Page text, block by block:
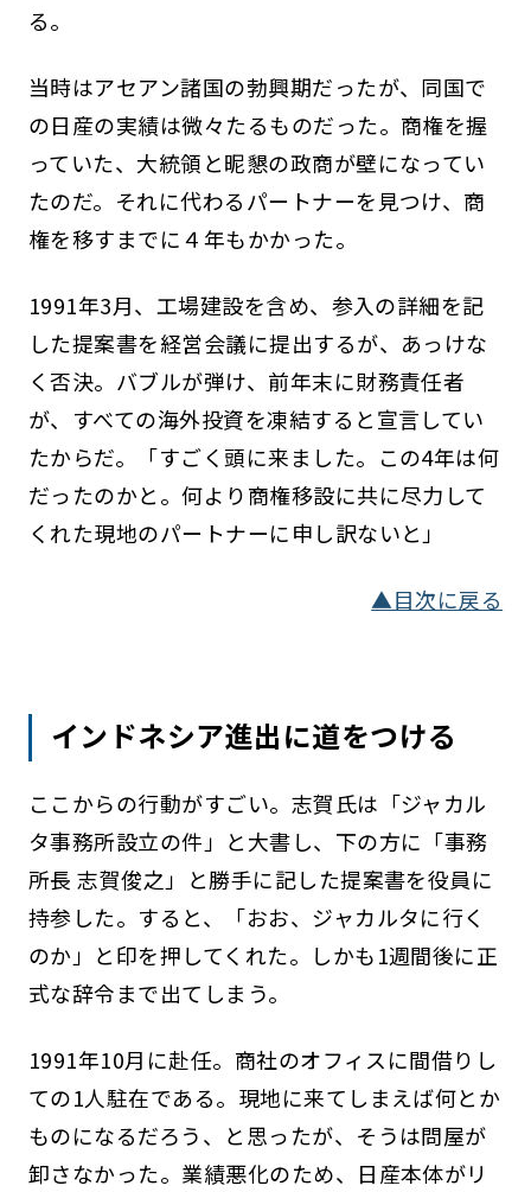
る。
当時はアセアン諸国の勃興期だったが、同国で
の日産の実績は微々たるものだった。商権を握
っていた、大統領と昵懇の政商が壁になってい
たのだ。それに代わるパートナーを見つけ、商
権を移すまでに４年もかかった。
1991年3月、工場建設を含め、参入の詳細を記
した提案書を経営会議に提出するが、あっけな
く否決。バブルが弾け、前年末に財務責任者
が、すべての海外投資を凍結すると宣言してい
たからだ。「すごく頭に来ました。この4年は何
だったのかと。何より商権移設に共に尽力して
くれた現地のパートナーに申し訳ないと」
▲目次に戻る
インドネシア進出に道をつける
ここからの行動がすごい。志賀氏は「ジャカル
タ事務所設立の件」と大書し、下の方に「事務
所長 志賀俊之」と勝手に記した提案書を役員に
持参した。すると、「おお、ジャカルタに行く
のか」と印を押してくれた。しかも1週間後に正
式な辞令まで出てしまう。
1991年10月に赴任。商社のオフィスに間借りし
ての1人駐在である。現地に来てしまえば何とか
ものになるだろう、と思ったが、そうは問屋が
卸さなかった。業績悪化のため、日産本体がリ